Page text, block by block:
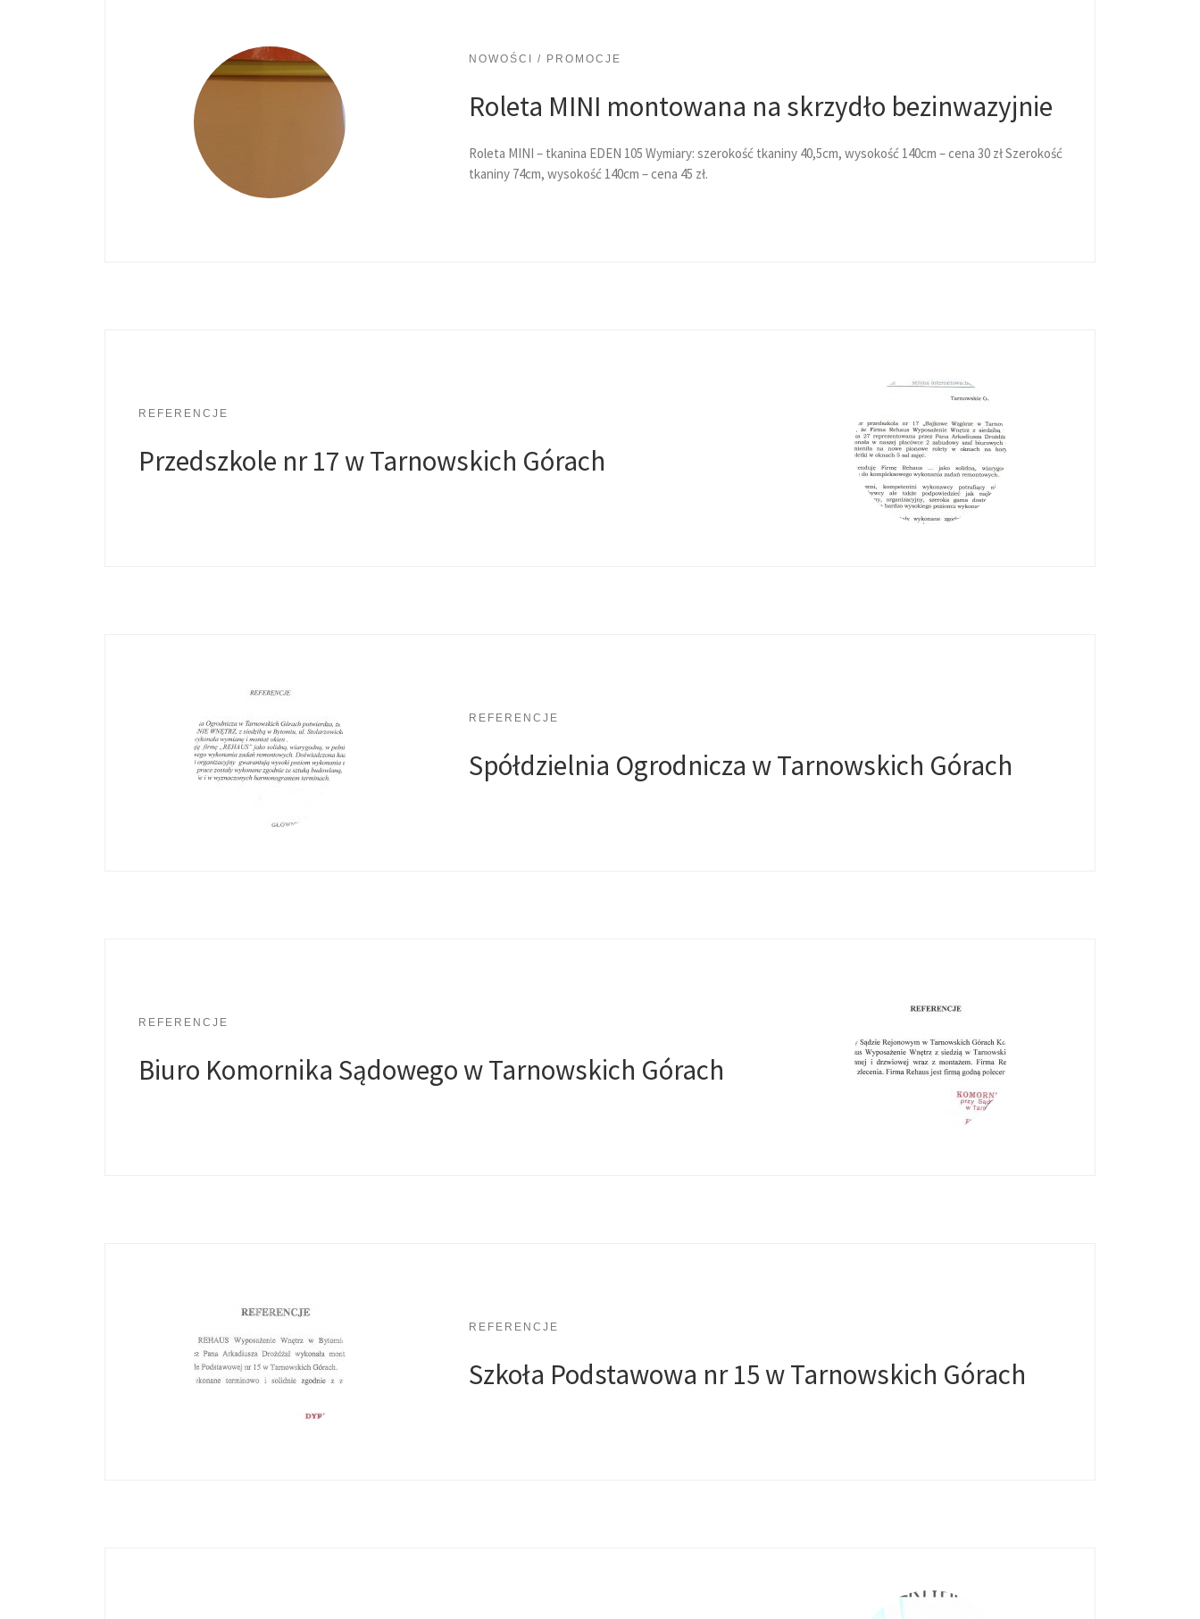
NOWOŚCI / PROMOCJE
Roleta MINI montowana na skrzydło bezinwazyjnie
Roleta MINI – tkanina EDEN 105 Wymiary: szerokość tkaniny 40,5cm, wysokość 140cm – cena 30 zł Szerokość
tkaniny 74cm, wysokość 140cm – cena 45 zł.
REFERENCJE
Przedszkole nr 17 w Tarnowskich Górach
REFERENCJE
Spółdzielnia Ogrodnicza w Tarnowskich Górach
REFERENCJE
Biuro Komornika Sądowego w Tarnowskich Górach
REFERENCJE
Szkoła Podstawowa nr 15 w Tarnowskich Górach